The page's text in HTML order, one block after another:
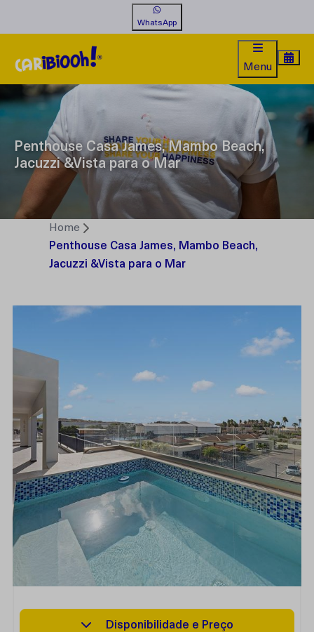
WhatsApp
Menu
Penthouse Casa James, Mambo Beach,
Jacuzzi &Vista para o Mar
Home
Penthouse Casa James, Mambo Beach,
Jacuzzi &Vista para o Mar
Disponibilidade e Preço